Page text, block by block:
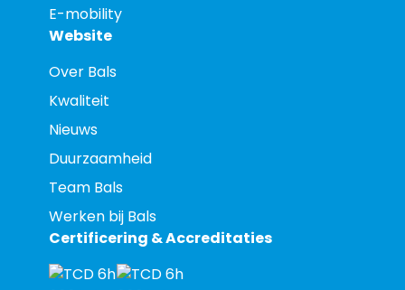
E-mobility
Website
Over Bals
Kwaliteit
Nieuws
Duurzaamheid
Team Bals
Werken bij Bals
Certificering & Accreditaties